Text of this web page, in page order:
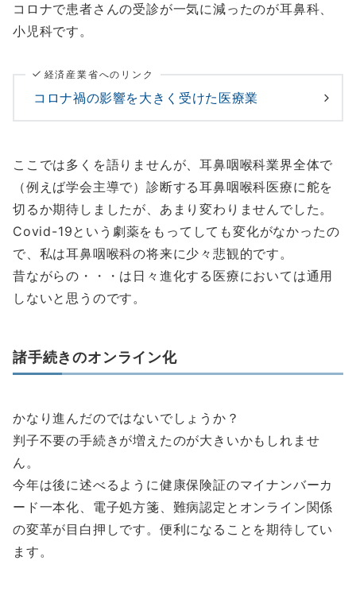
コロナで患者さんの受診が一気に減ったのが耳鼻科、
小児科です。
経済産業省へのリンク
コロナ禍の影響を大きく受けた医療業
ここでは多くを語りませんが、耳鼻咽喉科業界全体で
（例えば学会主導で）診断する耳鼻咽喉科医療に舵を
切るか期待しましたが、あまり変わりませんでした。
Covid-19という劇薬をもってしても変化がなかったの
で、私は耳鼻咽喉科の将来に少々悲観的です。
昔ながらの・・・は日々進化する医療においては通用
しないと思うのです。
諸手続きのオンライン化
かなり進んだのではないでしょうか？
判子不要の手続きが増えたのが大きいかもしれませ
ん。
今年は後に述べるように健康保険証のマイナンバーカ
ード一本化、電子処方箋、難病認定とオンライン関係
の変革が目白押しです。便利になることを期待してい
ます。